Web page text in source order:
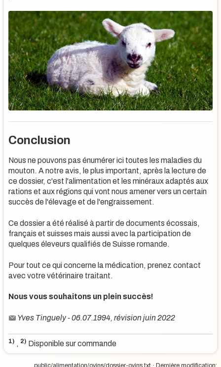
Conclusion
Nous ne pouvons pas énumérer ici toutes les maladies du
mouton. A notre avis, le plus important, après la lecture de
ce dossier, c'est l'alimentation et les minéraux adaptés aux
rations et aux régions qui vont nous amener vers un certain
succès de l'élevage et de l'engraissement.
Ce dossier a été réalisé à partir de documents écossais,
français et suisses mais aussi avec la participation de
quelques éleveurs qualifiés de Suisse romande.
Pour tout ce qui concerne la médication, prenez contact
avec votre vétérinaire traitant.
Nous vous souhaitons un plein succès!
Yves Tinguely- 06.07.1994, révision juin 2022
1) , 2) Disponible sur commande